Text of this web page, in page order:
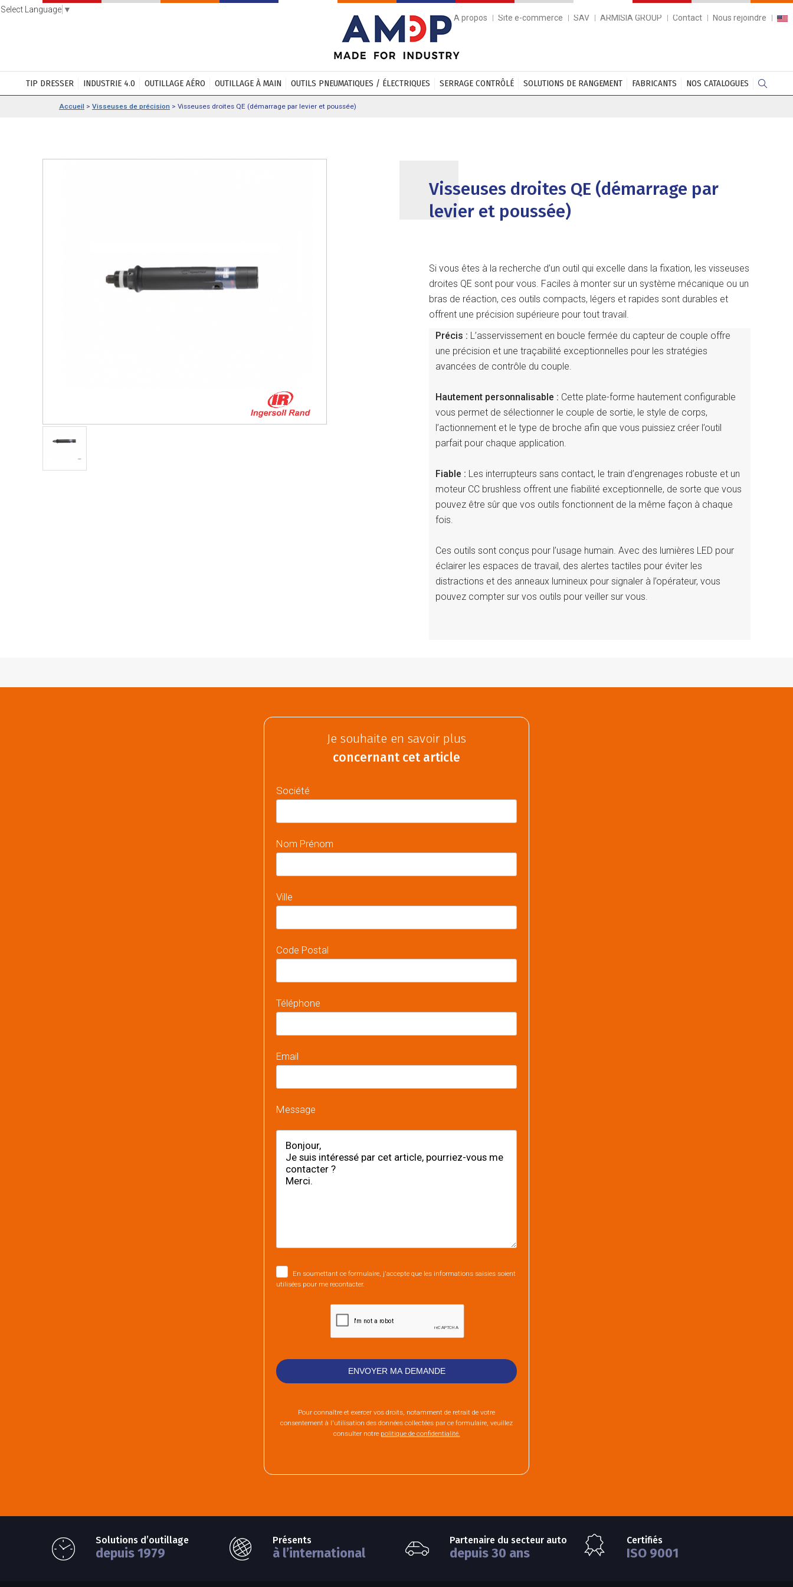
Select Language ▼
A propos
Site e-commerce SAV ARMISIA GROUP Contact Nous rejoindre
TIP DRESSER INDUSTRIE 4.0 OUTILLAGE AÉRO OUTILLAGE À MAIN OUTILS PNEUMATIQUES / ÉLECTRIQUES SERRAGE CONTRÔLÉ SOLUTIONS DE RANGEMENT FABRICANTS NOS CATALOGUES
Accueil > Visseuses de précision > Visseuses droites QE (démarrage par levier et poussée)
Visseuses droites QE (démarrage par
levier et poussée)
Si vous êtes à la recherche d’un outil qui excelle dans la fixation, les visseuses
droites QE sont pour vous. Faciles à monter sur un système mécanique ou un
bras de réaction, ces outils compacts, légers et rapides sont durables et
offrent une précision supérieure pour tout travail.
Précis : L’asservissement en boucle fermée du capteur de couple offre
une précision et une traçabilité exceptionnelles pour les stratégies
avancées de contrôle du couple.
Hautement personnalisable : Cette plate-forme hautement configurable
vous permet de sélectionner le couple de sortie, le style de corps,
l’actionnement et le type de broche afin que vous puissiez créer l’outil
parfait pour chaque application.
Fiable : Les interrupteurs sans contact, le train d’engrenages robuste et un
moteur CC brushless offrent une fiabilité exceptionnelle, de sorte que vous
pouvez être sûr que vos outils fonctionnent de la même façon à chaque
fois.
Ces outils sont conçus pour l’usage humain. Avec des lumières LED pour
éclairer les espaces de travail, des alertes tactiles pour éviter les
distractions et des anneaux lumineux pour signaler à l’opérateur, vous
pouvez compter sur vos outils pour veiller sur vous.
Je souhaite en savoir plus
concernant cet article
Société
Nom Prénom
Ville
Code Postal
Téléphone
Email
Message
En soumettant ce formulaire, j'accepte que les informations saisies soient
utilisées pour me recontacter.
Pour connaître et exercer vos droits, notamment de retrait de votre
consentement à l'utilisation des données collectées par ce formulaire, veuillez
consulter notre politique de confidentialité.
Solutions d’outillage
depuis 1979
Présents
à l’international
Partenaire du secteur auto
depuis 30 ans
Certifiés
ISO 9001